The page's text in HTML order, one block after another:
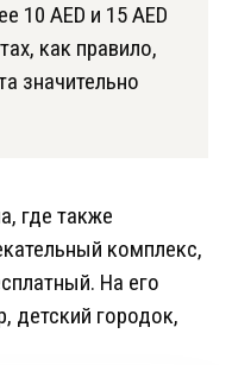
10 AED и 15 AED
как правило,
значительно
где также
комплекс,
На его
детский городок,